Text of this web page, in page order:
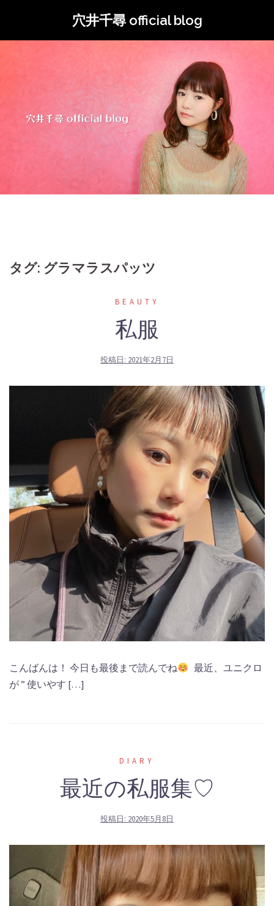
テ
穴井千尋 official blog
タグ: グラマラスパッツ
BEAUTY
私服
投稿日: 2021年2月7日
こんばんは！ 今日も最後まで読んでね
最近、ユニクロ
が ” 使いやす […]
DIARY
最近の私服集♡
投稿日: 2020年5月8日